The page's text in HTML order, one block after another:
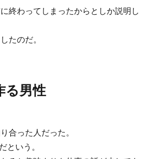
終わってしまったからとしか説明し
たのだ。
る男性
合った人だった。
という。